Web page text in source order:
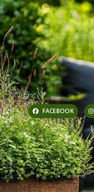
FACEBOOK